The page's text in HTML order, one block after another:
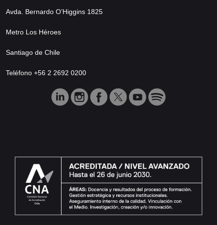
Avda. Bernardo O’Higgins 1825
Metro Los Héroes
Santiago de Chile
Teléfono +56 2 2692 0200